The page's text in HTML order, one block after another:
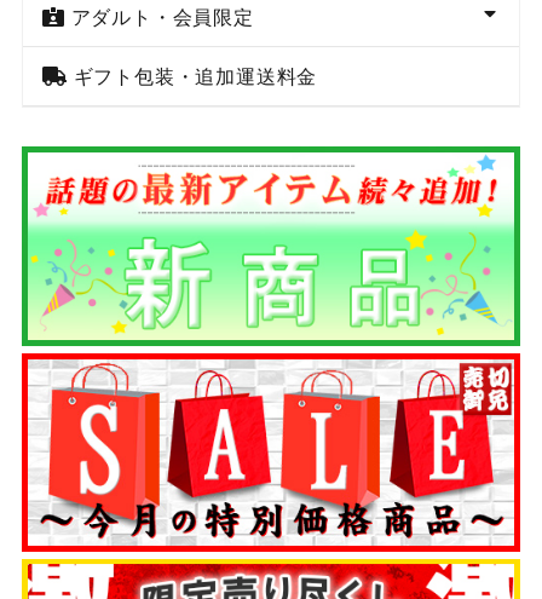
アダルト・会員限定
ギフト包装・追加運送料金